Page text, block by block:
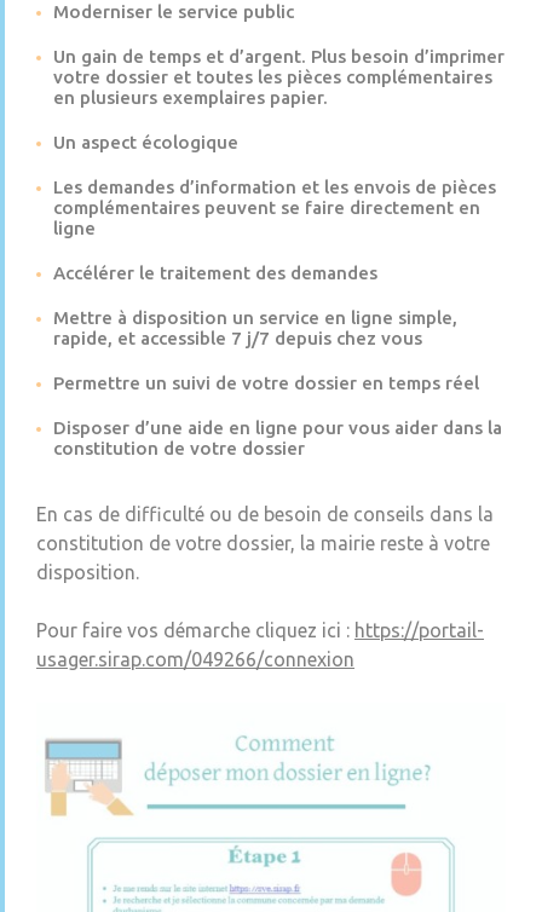
Moderniser le service public
Un gain de temps et d’argent. Plus besoin d’imprimer
votre dossier et toutes les pièces complémentaires
en plusieurs exemplaires papier.
Un aspect écologique
Les demandes d’information et les envois de pièces
complémentaires peuvent se faire directement en
ligne
Accélérer le traitement des demandes
Mettre à disposition un service en ligne simple,
rapide, et accessible 7 j/7 depuis chez vous
Permettre un suivi de votre dossier en temps réel
Disposer d’une aide en ligne pour vous aider dans la
constitution de votre dossier
En cas de difficulté ou de besoin de conseils dans la
constitution de votre dossier, la mairie reste à votre
disposition.
Pour faire vos démarche cliquez ici : https://portail-
usager.sirap.com/049266/connexion